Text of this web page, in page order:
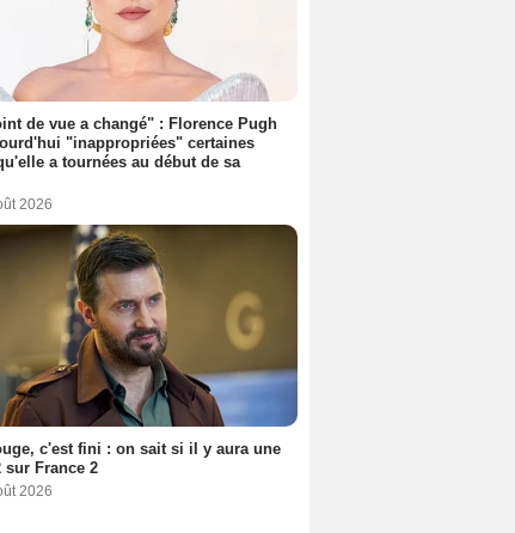
de vue a changé" : Florence Pugh
"inappropriées" certaines
a tournées au début de sa
2026
c'est fini : on sait si il y aura une
sur France 2
2026